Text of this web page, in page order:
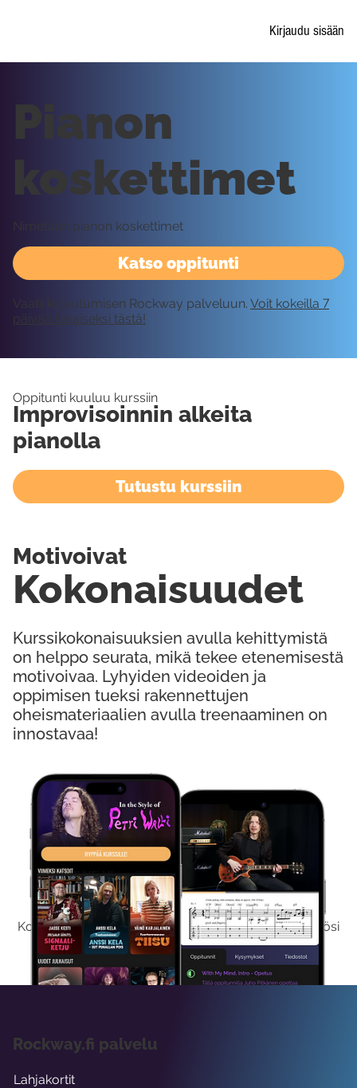
Kirjaudu sisään
Kokeile Ilmaiseksi
Kokeilemalla ilmaiseksi saat koko sisältömme käyttöösi
viikon ajaksi.
Katso oppitunti
Pianon
koskettimet
Nimetään pianon koskettimet
Vaatii kirjautumisen Rockway palveluun. Voit kokeilla 7
päivää ilmaiseksi tästä!
Oppitunti kuuluu kurssiin
Improvisoinnin alkeita
pianolla
Tutustu kurssiin
Kurssikokonaisuuksien avulla kehittymistä
on helppo seurata, mikä tekee etenemisestä
motivoivaa. Lyhyiden videoiden ja
oppimisen tueksi rakennettujen
oheismateriaalien avulla treenaaminen on
innostavaa!
Kokonaisuudet
Motivoivat
Rockway.fi palvelu
Lahjakortit